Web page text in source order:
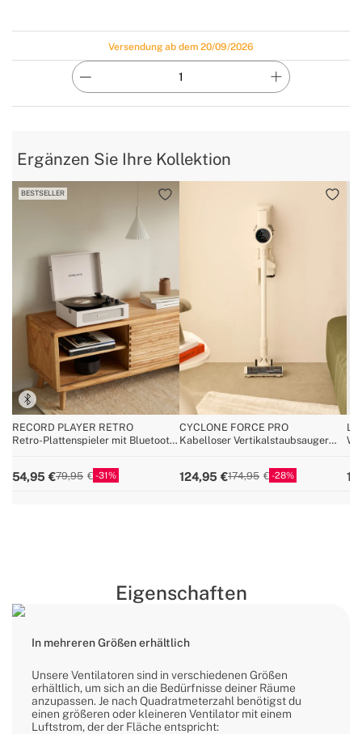
Versendung ab dem 20/09/2026
Ergänzen Sie Ihre Kollektion
BESTSELLER
RECORD PLAYER RETRO
Retro-Plattenspieler mit Bluetooth,
54,95 79,95 31
CYCLONE FORCE PRO
Kabelloser Vertikalstaubsauger
124,95 174,95 28
Eigenschaften
In mehreren Größen erhältlich
Unsere Ventilatoren sind in verschiedenen Größen
erhältlich, um sich an die Bedürfnisse deiner Räume
anzupassen. Je nach Quadratmeterzahl benötigst du
einen größeren oder kleineren Ventilator mit einem
Luftstrom, der der Fläche entspricht: